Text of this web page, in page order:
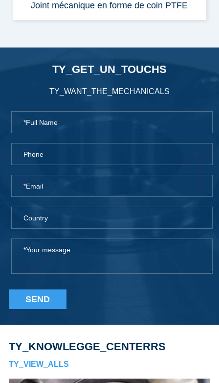
Joint mécanique en forme de coin PTFE
TY_GET_UN_TOUCHS
TY_WANT_THE_MECHANICALS
SEND
TY_KNOWLEGGE_CENTERRS
TY_VIEW_ALLS